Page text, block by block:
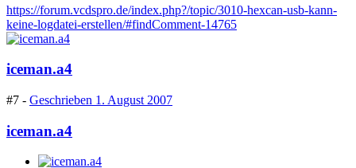
https://forum.vcdspro.de/index.php?/topic/3010-hexcan-usb-kann-
keine-logdatei-erstellen/#findComment-14765
iceman.a4
#7 - Geschrieben 1. August 2007
iceman.a4